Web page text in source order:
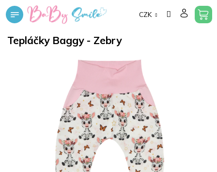
Přejít
na
CZK
Tepláčky Baggy - Zebry